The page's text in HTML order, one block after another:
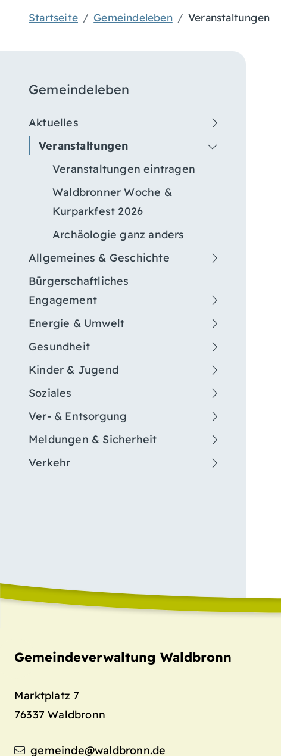
Startseite Gemeindeleben Veranstaltungen
Gemeindeleben
Aktuelles
Veranstaltungen
Veranstaltungen eintragen
Waldbronner Woche &
Kurparkfest 2026
Archäologie ganz anders
Allgemeines & Geschichte
Bürgerschaftliches
Engagement
Energie & Umwelt
Gesundheit
Kinder & Jugend
Soziales
Ver- & Entsorgung
Meldungen & Sicherheit
Verkehr
Gemeindeverwaltung Waldbronn
Marktplatz 7
76337 Waldbronn
gemeinde@waldbronn.de